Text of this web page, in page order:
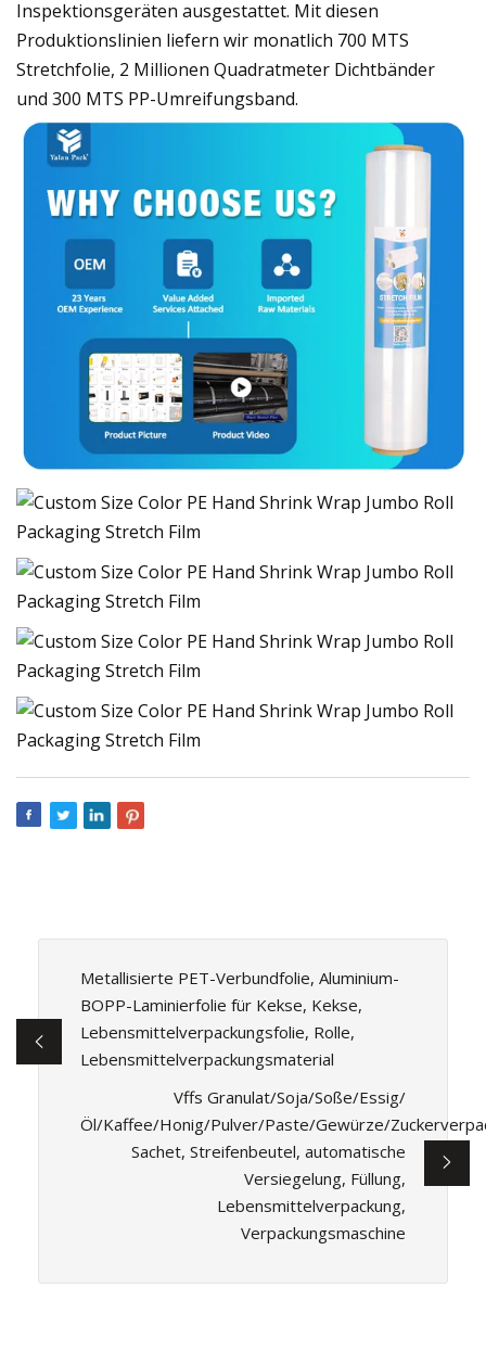
Inspektionsgeräten ausgestattet. Mit diesen
Produktionslinien liefern wir monatlich 700 MTS
Stretchfolie, 2 Millionen Quadratmeter Dichtbänder
und 300 MTS PP-Umreifungsband.
Metallisierte PET-Verbundfolie, Aluminium-
BOPP-Laminierfolie für Kekse, Kekse,
Lebensmittelverpackungsfolie, Rolle,
Lebensmittelverpackungsmaterial
Vffs Granulat/Soja/Soße/Essig/
Öl/Kaffee/Honig/Pulver/Paste/Gewürze/
Sachet, Streifenbeutel, automatische
Versiegelung, Füllung,
Lebensmittelverpackung,
Verpackungsmaschine